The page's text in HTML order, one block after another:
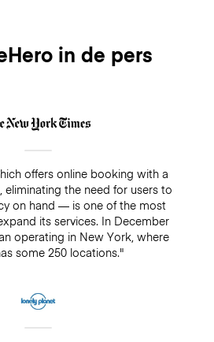
in de pers
offers online booking with a
the need for users to
on hand — is one of the most
its services. In December
operating in New York, where
some 250 locations."